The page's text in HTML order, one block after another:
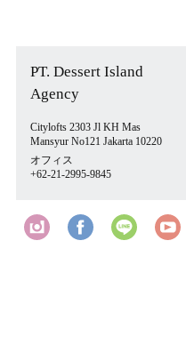
PT. Dessert Island
Agency
Citylofts 2303 Jl KH Mas
Mansyur No121 Jakarta 10220
オフィス
+62-21-2995-9845